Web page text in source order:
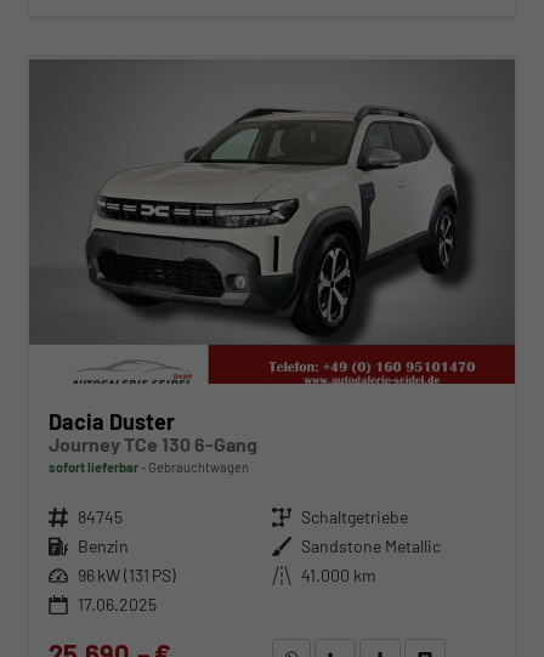
Dacia Duster
Journey TCe 130 6-Gang
sofort lieferbar Gebrauchtwagen
Fahrzeugnr. 84745 Getriebe Schaltgetriebe
Kraftstoff Benzin Außenfarbe Sandstone Metallic
Leistung 96 kW (131 PS) Kilometerstand 41.000 km
17.06.2025